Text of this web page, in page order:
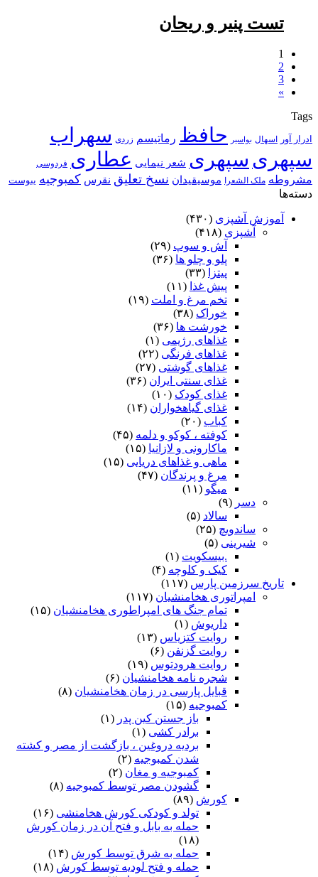
تست پنیر و ریحان
1
2
3
»
Tags
ادرار آور اسهال بواسیر حافظ رماتیسم زردی سهراب
سپهری سپهری شعر نیمایی عطاری فردوسی
مشروطه ملک الشعرا موسیقیدان نسخ تعلیق نقرس کمبوجیه یبوست
دسته‌ها
آموزش آشپزی (۴۳۰)
آشپزی (۴۱۸)
آش و سوپ (۲۹)
پلو و چلو ها (۳۶)
پیتزا
(۳۳)
پیش غذا (۱۱)
تخم مرغ و املت (۱۹)
خوراک (۳۸)
خورشت ها (۳۶)
غذاهای رژیمی (۱)
غذاهای فرنگی (۲۲)
غذاهای گوشتی (۲۷)
غذای سنتی ایران (۳۶)
غذای کودک (۱۰)
غذای گیاهخواران (۱۴)
کباب (۲۰)
کوفته ، کوکو و دلمه (۴۵)
ماکارونی و لازانیا (۱۵)
ماهی و غذاهای دریایی (۱۵)
مرغ و پرندگان (۴۷)
میگو (۱۱)
دسر (۹)
سالاد (۵)
ساندویچ (۲۵)
شیرینی (۵)
.بیسکویت (۱)
کیک و کلوچه (۴)
تاریخ سرزمین پارس (۱۱۷)
امپراتوری هخامنشیان (۱۱۷)
تمام جنگ های امپراطوری هخامنشیان (۱۵)
داریوش (۱)
روایت کتزیاس (۱۳)
روایت گزنفن (۶)
روایت هرودتوس (۱۹)
شجره نامه هخامنشیان (۶)
قبایل پارسی در زمان هخامنشیان (۸)
کمبوجیه (۱۵)
باز جستن کین پدر (۱)
برادر کشی (۱)
بردیه دروغین ، بازگشت از مصر و کشته
شدن کمبوجیه (۲)
کمبوجیه و مغان (۲)
گشودن مصر توسط کمبوجیه (۸)
کورش (۸۹)
تولد و کودکی کورش هخامنشی (۱۶)
حمله به بابل و فتح آن در زمان کورش
(۱۸)
حمله به شرق توسط کورش (۱۴)
حمله و فتح لودیه توسط کورش (۱۸)